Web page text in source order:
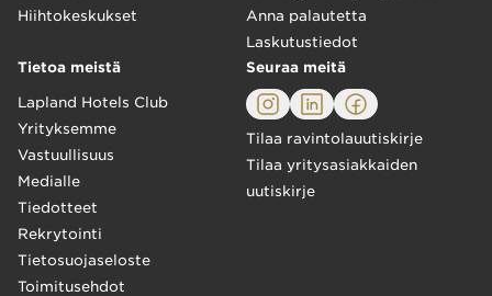
Hiihtokeskukset
Anna palautetta
Laskutustiedot
Tietoa meistä
Lapland Hotels Club
Yrityksemme
Vastuullisuus
Medialle
Tiedotteet
Rekrytointi
Tietosuojaseloste
Toimitusehdot
Seuraa meitä
Tilaa ravintolauutiskirje
Tilaa yritysasiakkaiden
uutiskirje